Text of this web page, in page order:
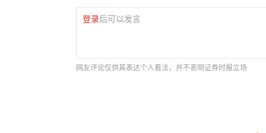
登录后可以发言
网友评论仅供其表达个人看法，并不表明证券时报立场